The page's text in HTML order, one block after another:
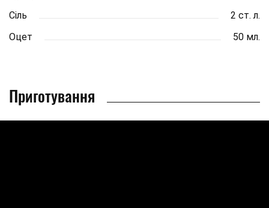
Сіль
2 ст. л.
Оцет
50 мл.
Приготування